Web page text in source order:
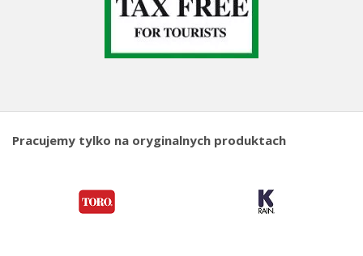
Pracujemy tylko na oryginalnych produktach